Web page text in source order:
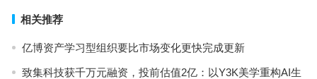
相关推荐
亿博资产学习型组织要比市场变化更快完成更新
致集科技获千万元融资，投前估值2亿：以Y3K美学重构AI生